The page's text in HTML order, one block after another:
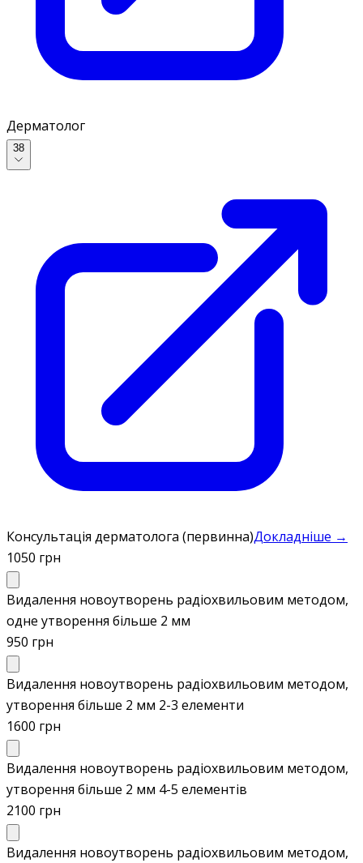
Дерматолог
38
Консультація дерматолога (первинна)Докладніше →
1050 грн
Видалення новоутворень радіохвильовим методом,
одне утворення більше 2 мм
950 грн
Видалення новоутворень радіохвильовим методом,
утворення більше 2 мм 2-3 елементи
1600 грн
Видалення новоутворень радіохвильовим методом,
утворення більше 2 мм 4-5 елементів
2100 грн
Видалення новоутворень радіохвильовим методом,